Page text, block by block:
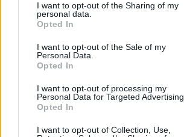
I want to opt-out of the Sharing of my
personal data.
Opted In
I want to opt-out of the Sale of my
Personal Data.
Opted In
I want to opt-out of processing my
Personal Data for Targeted Advertising.
Opted In
I want to opt-out of Collection, Use,
ADV